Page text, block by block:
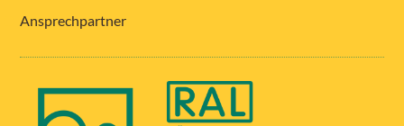
Ansprechpartner